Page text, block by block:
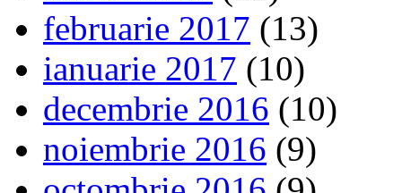
februarie 2017 (13)
ianuarie 2017 (10)
decembrie 2016 (10)
noiembrie 2016 (9)